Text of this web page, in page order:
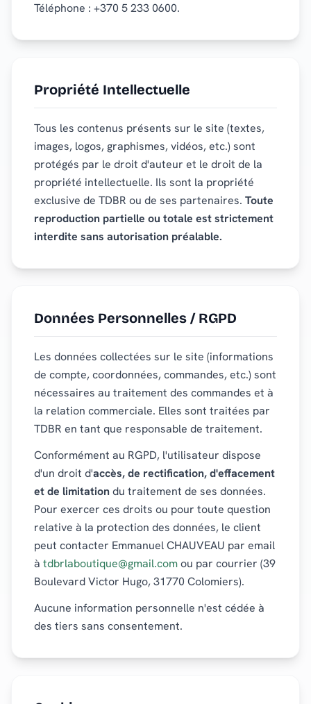
Téléphone : +370 5 233 0600.
Propriété Intellectuelle
Tous les contenus présents sur le site (textes,
images, logos, graphismes, vidéos, etc.) sont
protégés par le droit d'auteur et le droit de la
propriété intellectuelle. Ils sont la propriété
exclusive de TDBR ou de ses partenaires. Toute
reproduction partielle ou totale est strictement
interdite sans autorisation préalable.
Données Personnelles / RGPD
Les données collectées sur le site (informations
de compte, coordonnées, commandes, etc.) sont
nécessaires au traitement des commandes et à
la relation commerciale. Elles sont traitées par
TDBR en tant que responsable de traitement.
Conformément au RGPD, l'utilisateur dispose
d'un droit d'accès, de rectification, d'effacement
et de limitationdu traitement de ses données.
Pour exercer ces droits ou pour toute question
relative à la protection des données, le client
peut contacter Emmanuel CHAUVEAU par email
à tdbrlaboutique@gmail.comou par courrier (39
Boulevard Victor Hugo, 31770 Colomiers).
Aucune information personnelle n'est cédée à
des tiers sans consentement.